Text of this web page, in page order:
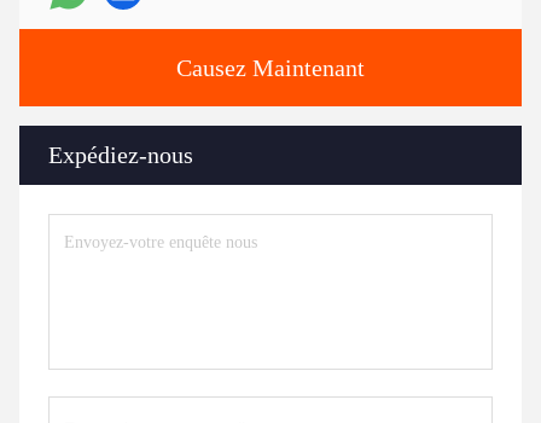
Causez Maintenant
Expédiez-nous